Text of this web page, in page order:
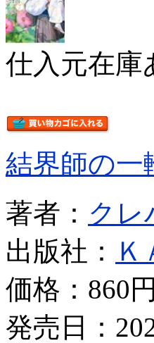
仕入元在庫
結界師の
著者： クレ
出版社： Ｋ
価格： 860円
発売日：